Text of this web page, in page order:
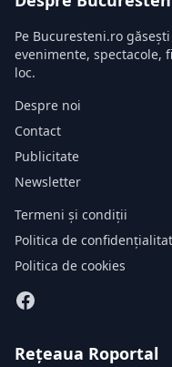
Pe Bucuresteni.ro
evenimente,
loc.
Despre noi
Contact
Publicitate
Newsletter
Termeni și condiții
Politica de
Politica de cookies
Rețeaua Roportal